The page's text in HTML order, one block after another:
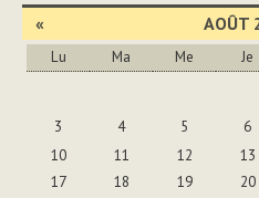
« AOÛT
Lu Ma Me Je
3
4 5 6
10
11 12 13
17
18 19 20